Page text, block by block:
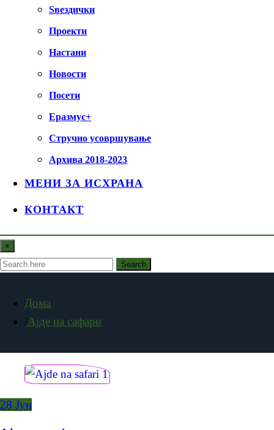
Ѕвездички
Проекти
Настани
Новости
Посети
Еразмус+
Стручно усовршување
Архива 2018-2023
МЕНИ ЗА ИСХРАНА
КОНТАКТ
×
Search
Дома
Aјде на сафари
28 Јун